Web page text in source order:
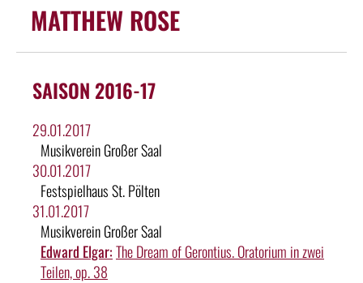
MATTHEW ROSE
SAISON 2016-17
29.01.2017
Musikverein Großer Saal
30.01.2017
Festspielhaus St. Pölten
31.01.2017
Musikverein Großer Saal
Edward Elgar:The Dream of Gerontius. Oratorium in zwei
Teilen, op. 38